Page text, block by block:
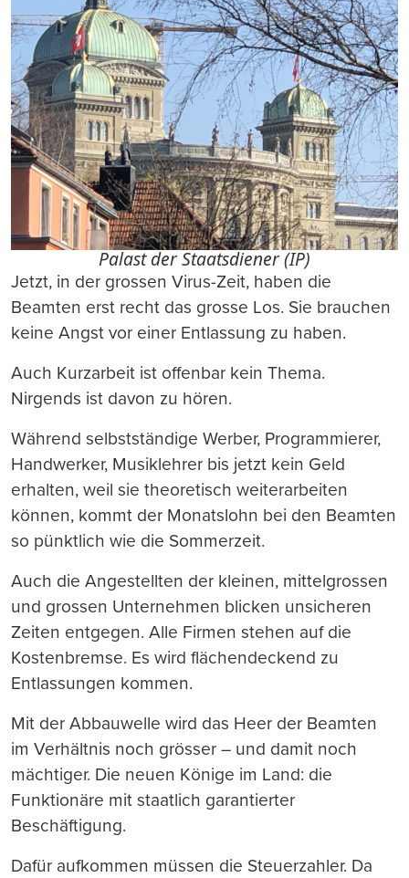
Palast der Staatsdiener (IP)
Jetzt, in der grossen Virus-Zeit, haben die
Beamten erst recht das grosse Los. Sie brauchen
keine Angst vor einer Entlassung zu haben.
Auch Kurzarbeit ist offenbar kein Thema.
Nirgends ist davon zu hören.
Während selbstständige Werber, Programmierer,
Handwerker, Musiklehrer bis jetzt kein Geld
erhalten, weil sie theoretisch weiterarbeiten
können, kommt der Monatslohn bei den Beamten
so pünktlich wie die Sommerzeit.
Auch die Angestellten der kleinen, mittelgrossen
und grossen Unternehmen blicken unsicheren
Zeiten entgegen. Alle Firmen stehen auf die
Kostenbremse. Es wird flächendeckend zu
Entlassungen kommen.
Mit der Abbauwelle wird das Heer der Beamten
im Verhältnis noch grösser – und damit noch
mächtiger. Die neuen Könige im Land: die
Funktionäre mit staatlich garantierter
Beschäftigung.
Dafür aufkommen müssen die Steuerzahler. Da